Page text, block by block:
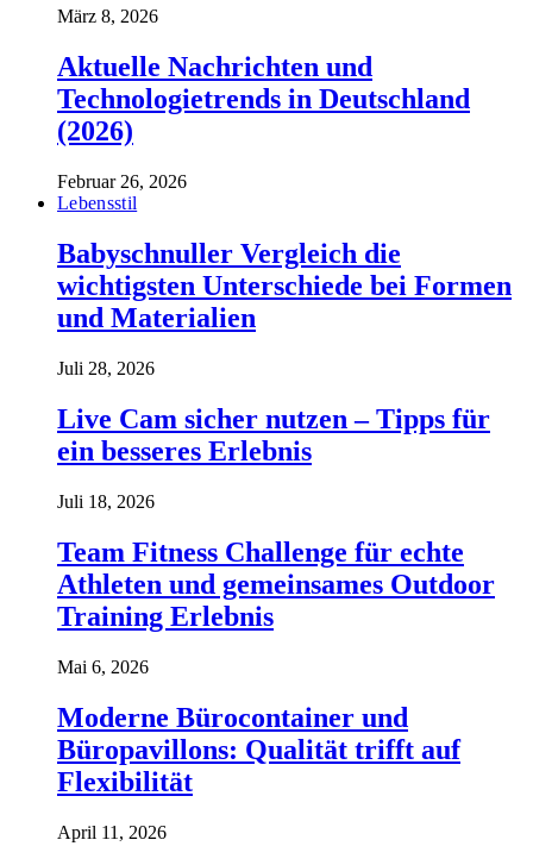
März 8, 2026
Aktuelle Nachrichten und
Technologietrends in Deutschland
(2026)
Februar 26, 2026
Lebensstil
Babyschnuller Vergleich die
wichtigsten Unterschiede bei Formen
und Materialien
Juli 28, 2026
Live Cam sicher nutzen – Tipps für
ein besseres Erlebnis
Juli 18, 2026
Team Fitness Challenge für echte
Athleten und gemeinsames Outdoor
Training Erlebnis
Mai 6, 2026
Moderne Bürocontainer und
Büropavillons: Qualität trifft auf
Flexibilität
April 11, 2026